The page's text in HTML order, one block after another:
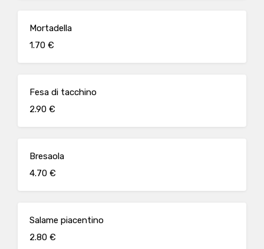
Mortadella
1.70 €
Fesa di tacchino
2.90 €
Bresaola
4.70 €
Salame piacentino
2.80 €